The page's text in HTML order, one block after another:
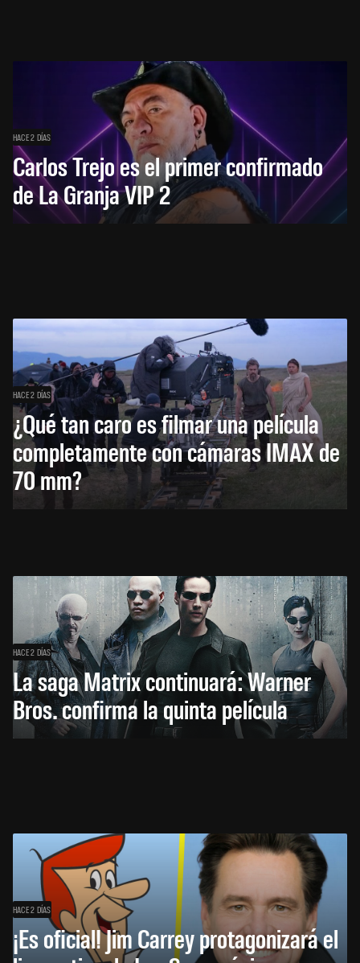
HACE 2 DÍAS
Carlos Trejo es el primer confirmado
de La Granja VIP 2
HACE 2 DÍAS
¿Qué tan caro es filmar una película
completamente con cámaras IMAX de
70 mm?
HACE 2 DÍAS
La saga Matrix continuará: Warner
Bros. confirma la quinta película
HACE 2 DÍAS
¡Es oficial! Jim Carrey protagonizará el